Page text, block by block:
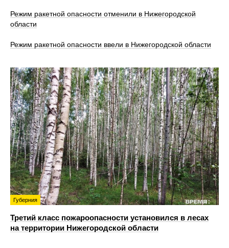
Режим ракетной опасности отменили в Нижегородской
области
Режим ракетной опасности ввели в Нижегородской области
Губерния
Третий класс пожароопасности установился в лесах
на территории Нижегородской области